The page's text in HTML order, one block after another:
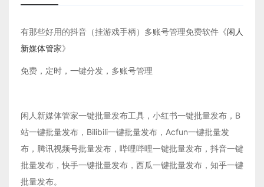
有那些好用的抖音（挂游戏手柄）多账号管理免费软件《闲人
新媒体管家》
免费，定时，一键分发，多账号管理
闲人新媒体管家一键批量发布工具，小红书一键批量发布，B
站一键批量发布，Bilibili一键批量发布，Acfun一键批量发
布，腾讯视频号批量发布，哔哩哔哩一键批量发布，抖音一键
批量发布，快手一键批量发布，西瓜一键批量发布，知乎一键
批量发布。